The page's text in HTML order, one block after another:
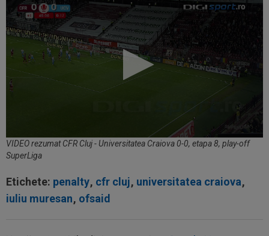
VIDEO rezumat CFR Cluj - Universitatea Craiova 0-0, etapa 8, play-off
SuperLiga
Etichete: penalty, cfr cluj, universitatea craiova,
iuliu muresan, ofsaid